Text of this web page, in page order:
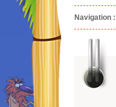
Navigation :